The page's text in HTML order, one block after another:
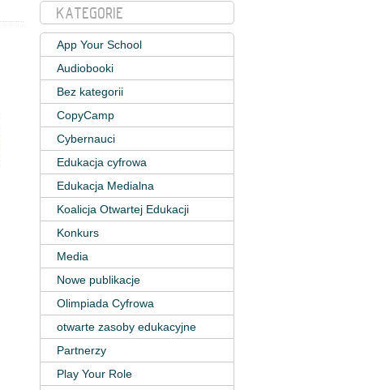
KATEGORIE
App Your School
Audiobooki
Bez kategorii
CopyCamp
Cybernauci
Edukacja cyfrowa
Edukacja Medialna
Koalicja Otwartej Edukacji
Konkurs
Media
Nowe publikacje
Olimpiada Cyfrowa
otwarte zasoby edukacyjne
Partnerzy
Play Your Role